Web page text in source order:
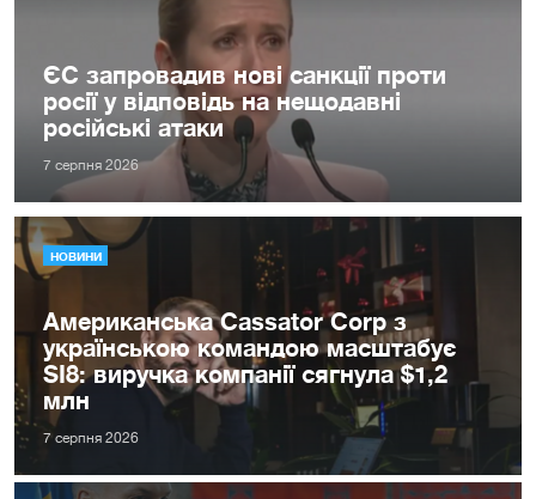
ЄС запровадив нові санкції проти
росії у відповідь на нещодавні
російські атаки
7 серпня 2026
НОВИНИ
Американська Cassator Corp з
українською командою масштабує
SI8: виручка компанії сягнула $1,2
млн
7 серпня 2026